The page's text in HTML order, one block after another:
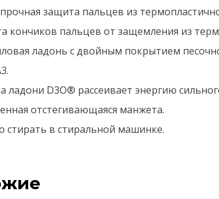
защита пальцев из
кончиков пальцев от защемления из
ладонь с двойным покрытием
ладони D3O® рассеивает энергию
отстегивающаяся манжета.
стирать в стиральной машинке.